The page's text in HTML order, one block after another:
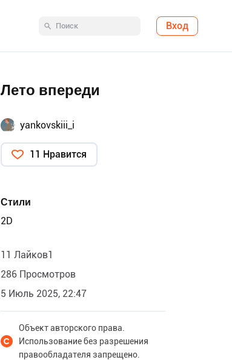
Вход
Лето впереди
yankovskiii_i
11 Нравится
Стили
2D
11 Лайков1
286 Просмотров
5 Июль 2025, 22:47
Объект авторского права.
Использование без разрешения
правообладателя запрещено.